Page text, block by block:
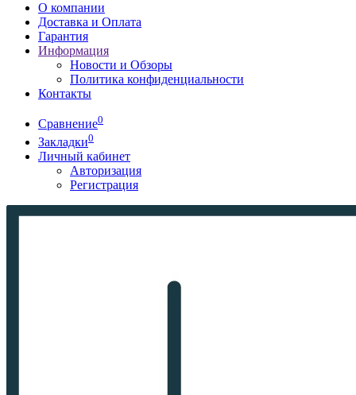
О компании
Доставка и Оплата
Гарантия
Информация
Новости и Обзоры
Политика конфиденциальности
Контакты
Сравнение0
Закладки0
Личный кабинет
Авторизация
Регистрация